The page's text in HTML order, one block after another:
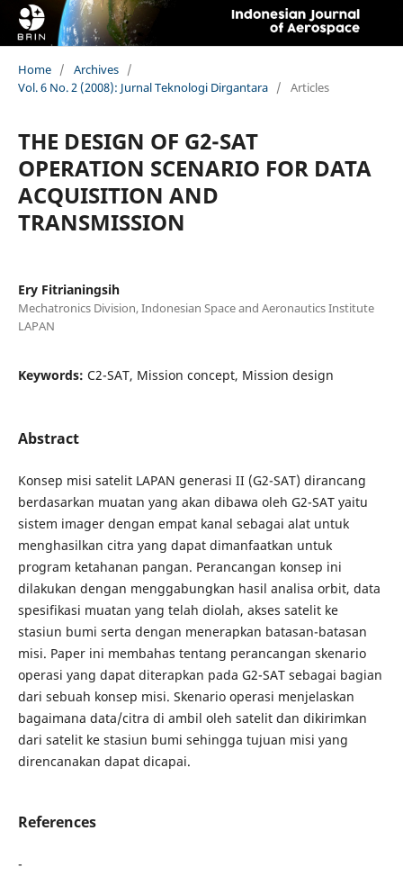
Home / Archives /
Vol. 6 No. 2 (2008): Jurnal Teknologi Dirgantara / Articles
THE DESIGN OF G2-SAT
OPERATION SCENARIO FOR DATA
ACQUISITION AND
TRANSMISSION
Ery Fitrianingsih
Mechatronics Division, Indonesian Space and Aeronautics Institute
LAPAN
Keywords: C2-SAT, Mission concept, Mission design
Abstract
Konsep misi satelit LAPAN generasi II (G2-SAT) dirancang
berdasarkan muatan yang akan dibawa oleh G2-SAT yaitu
sistem imager dengan empat kanal sebagai alat untuk
menghasilkan citra yang dapat dimanfaatkan untuk
program ketahanan pangan. Perancangan konsep ini
dilakukan dengan menggabungkan hasil analisa orbit, data
spesifikasi muatan yang telah diolah, akses satelit ke
stasiun bumi serta dengan menerapkan batasan-batasan
misi. Paper ini membahas tentang perancangan skenario
operasi yang dapat diterapkan pada G2-SAT sebagai bagian
dari sebuah konsep misi. Skenario operasi menjelaskan
bagaimana data/citra di ambil oleh satelit dan dikirimkan
dari satelit ke stasiun bumi sehingga tujuan misi yang
direncanakan dapat dicapai.
References
-